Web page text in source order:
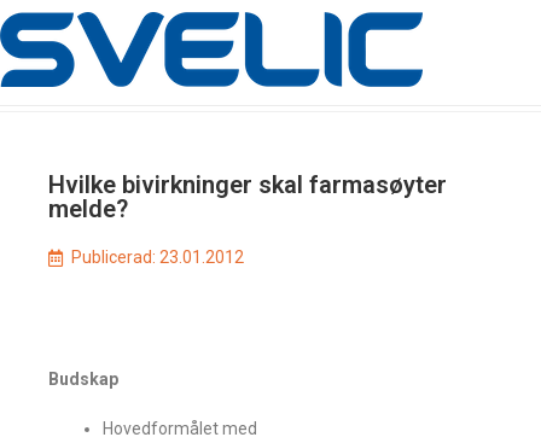
Hvilke bivirkninger skal farmasøyter
melde?
Publicerad: 23.01.2012
Budskap
Hovedformålet med